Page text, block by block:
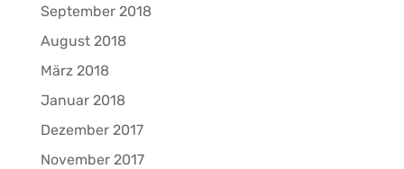
September 2018
August 2018
März 2018
Januar 2018
Dezember 2017
November 2017